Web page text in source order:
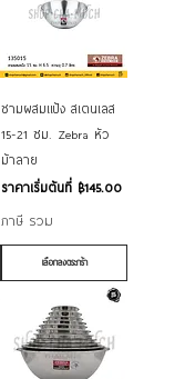
ชามผสมแป้ง สเตนเลส
15-21 ซม. Zebra หัว
ม้าลาย
ราคาเริ่มต้นที่ ฿145.00
ราคาขายลด
ภาษี รวม
เลือกลงตระกร้า